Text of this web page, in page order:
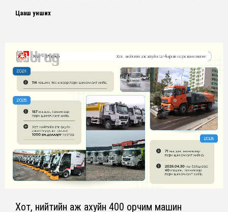
Цааш унших
Хот, нийтийн аж ахуйн 400 орчим машин